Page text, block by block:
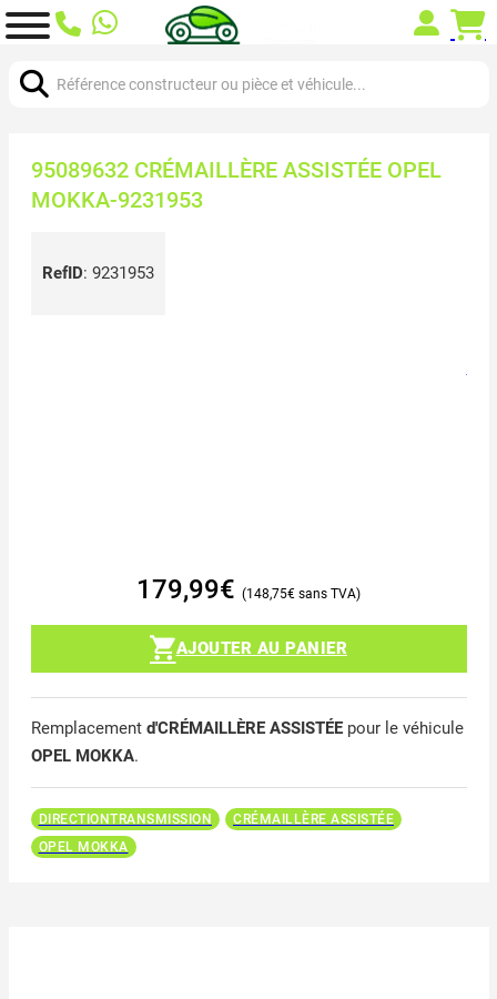
95089632 CRÉMAILLÈRE ASSISTÉE OPEL
MOKKA-9231953
RefID: 9231953
179,99€ 148,75€
AJOUTER AU PANIER
Remplacement d'CRÉMAILLÈRE ASSISTÉEpour le véhicule
OPEL MOKKA.
DIRECTIONTRANSMISSION
CRÉMAILLÈRE ASSISTÉE
OPEL MOKKA